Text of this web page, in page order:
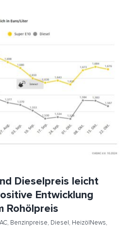
leicht rückläufig – Positive
trotz höherem Rohölpreis
Diesel Spritpreise
Dieselpreis leicht
Entwicklung
Rohölpreis
, Benzinpreise, Diesel, HeizölNews,